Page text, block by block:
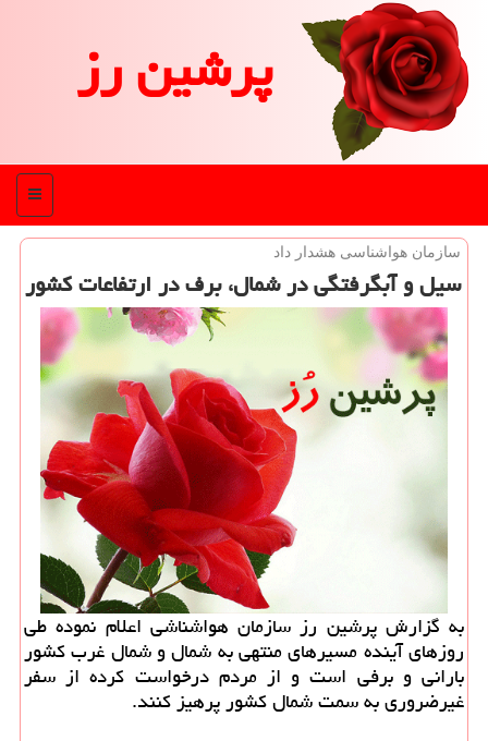
پرشین رز
منو
سازمان هواشناسی هشدار داد
سیل و آبگرفتگی در شمال، برف در ارتفاعات كشور
به گزارش پرشین رز سازمان هواشناشی اعلام نموده طی
روزهای آینده مسیرهای منتهی به شمال و شمال غرب كشور
بارانی و برفی است و از مردم درخواست كرده از سفر
غیرضروری به سمت شمال كشور پرهیز كنند.